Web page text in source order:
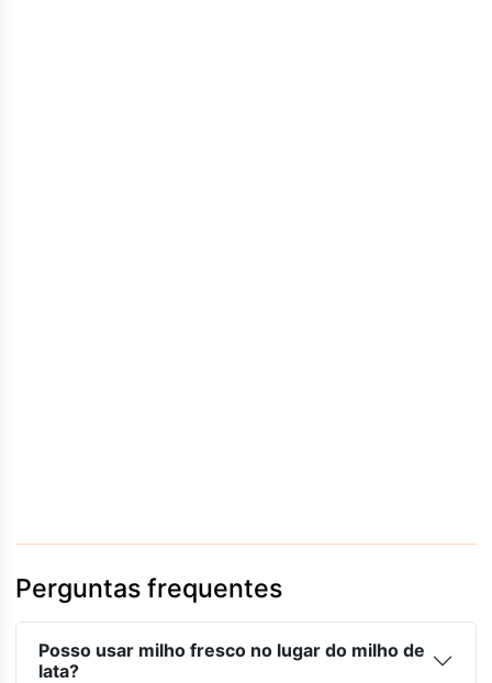
Perguntas frequentes
Posso usar milho fresco no lugar do milho de
lata?